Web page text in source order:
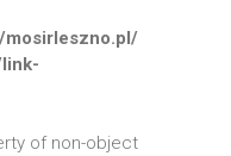
of non-object